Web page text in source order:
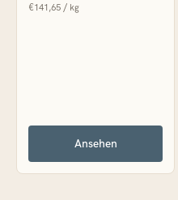
€141,65 / kg
Ansehen